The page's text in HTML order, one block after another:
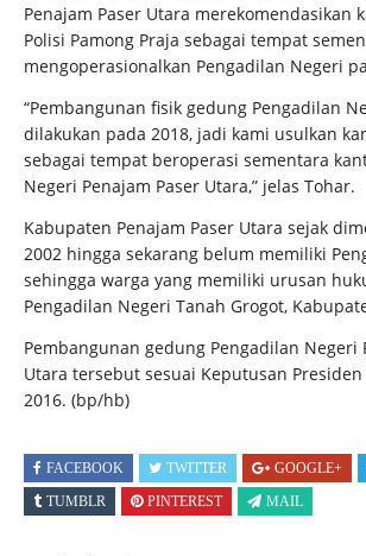
Penajam Paser Utara merekomendasikan
Polisi Pamong Praja sebagai tempat
mengoperasionalkan Pengadilan Negeri
“Pembangunan fisik gedung Pengadilan
dilakukan pada 2018, jadi kami usulkan
sebagai tempat beroperasi sementara
Negeri Penajam Paser Utara,” jelas Tohar.
Kabupaten Penajam Paser Utara sejak
2002 hingga sekarang belum memiliki
sehingga warga yang memiliki urusan
Pengadilan Negeri Tanah Grogot,
Pembangunan gedung Pengadilan Negeri
Utara tersebut sesuai Keputusan
2016. (bp/hb)
FACEBOOK TWITTER GOOGLE+
TUMBLR
PINTEREST MAIL